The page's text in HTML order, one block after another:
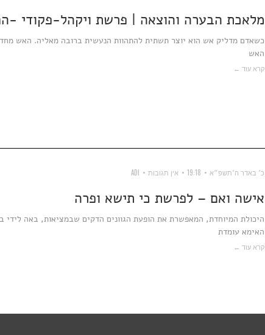
מלאכת הבערה והוצאה | פרשת ויקהל-פקודי -
כשאדם מדליק אש הוא יוצר תשתית להתהוות הנעשית ברובה מאליה. האש
האש
קרא עוד ←
כ׳ באדר ה׳תשפ״א 19:18 אין תגובות ADI
אישה ואם – לפרשת כי תישא ופרה
היכולת המיוחדת, המאפשרת את הופעת הגוונים הדקים שבמציאות, באה לידי
האימא עומדת
קרא עוד ←